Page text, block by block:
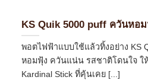
KS Quik 5000 puff ควันหอ
พอตไฟฟ้าแบบใช้แล้วทิ้งอย่าง KS
หอมฟุ้ง ควันแน่น รสชาติโดนใจ ใ
Kardinal Stick ที่คุ้นเคย [...]